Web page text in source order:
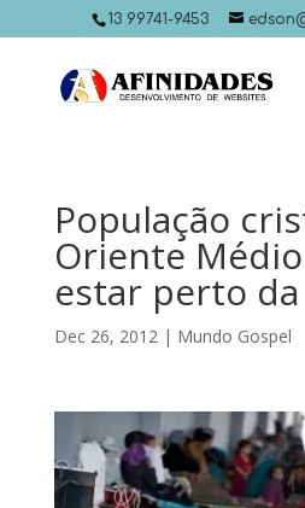
13 99741-9453
População
Oriente
estar perto
Dec 26, 2012| Mundo Gospel